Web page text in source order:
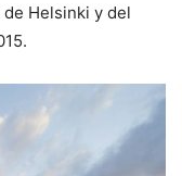
Helsinki y del